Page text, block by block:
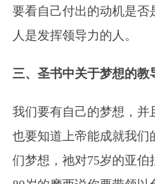
要看自己付出的动机是否
人是发挥领导力的人。
三、圣书中关于梦想的教
我们要有自己的梦想，并
也要知道上帝能成就我们
们梦想，祂对75岁的亚